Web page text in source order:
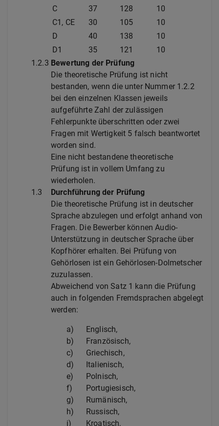
C 37 128
10
C1, CE
30 105
10
D
40 138
10
D1
35 121
10
1.2.3 Bewertung der Prüfung
Die theoretische Prüfung ist nicht
bestanden, wenn die unter Nummer 1.2.2
bei den einzelnen Klassen jeweils
aufgeführte Zahl der zulässigen
Fehlerpunkte überschritten oder zwei
Fragen mit Wertigkeit 5 falsch beantwortet
worden sind.
Eine nicht bestandene theoretische
Prüfung ist in vollem Umfang zu
wiederholen.
1.3
Durchführung der Prüfung
Die theoretische Prüfung ist in deutscher
Sprache abzulegen und erfolgt anhand von
Fragen. Die Bewerber können Audio-
Unterstützung in deutscher Sprache über
Kopfhörer erhalten. Bei Prüfung von
Gehörlosen ist ein Gehörlosen-Dolmetscher
zuzulassen.
Abweichend von Satz 1 kann die Prüfung
auch in folgenden Fremdsprachen abgelegt
werden:
a)
Englisch,
b)
Französisch,
c)
Griechisch,
d)
Italienisch,
e)
Polnisch,
f)
Portugiesisch,
g)
Rumänisch,
h)
Russisch,
i)
Kroatisch,